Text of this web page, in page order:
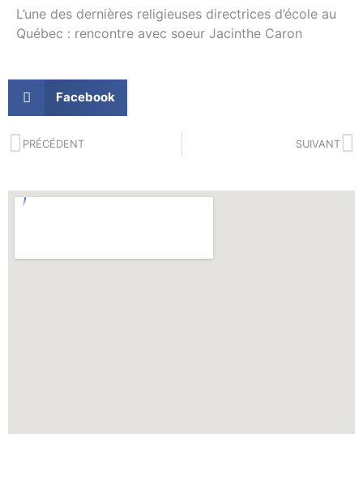
L’une des dernières religieuses directrices d’école au
Québec : rencontre avec soeur Jacinthe Caron
Facebook
PRÉCÉDENT SUIVANT